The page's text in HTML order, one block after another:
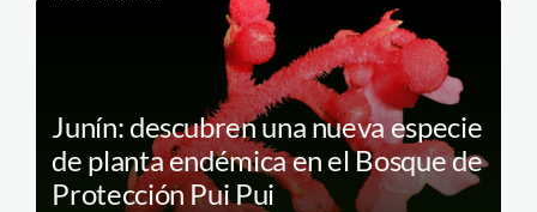
Junín: descubren una nueva especie
de planta endémica en el Bosque de
Protección Pui Pui